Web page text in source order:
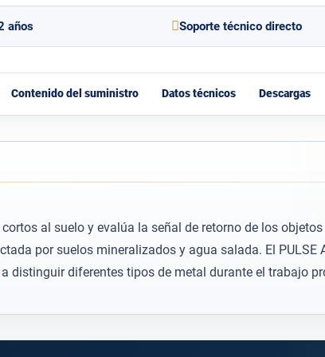
años Soporte técnico directo
Contenido del suministro Datos técnicos Descargas
al suelo y evalúa la señal de retorno de los
por suelos mineralizados y agua salada. El
distinguir diferentes tipos de metal durante el trabajo